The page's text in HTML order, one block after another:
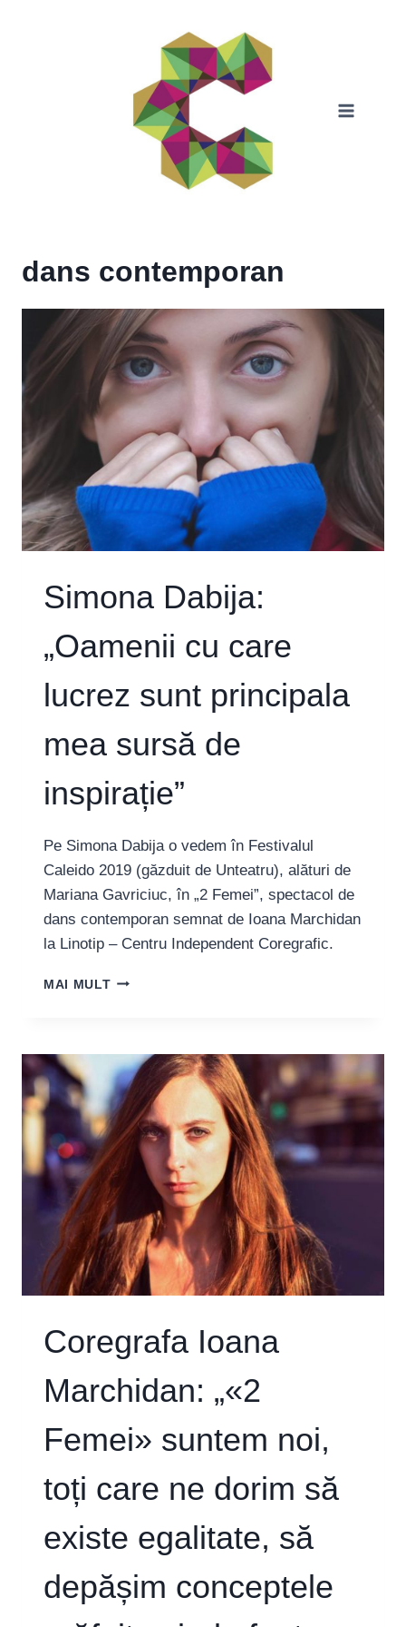
dans contemporan
Simona Dabija:
„Oamenii cu care
lucrez sunt principala
mea sursă de
inspirație”
Pe Simona Dabija o vedem în Festivalul
Caleido 2019 (găzduit de Unteatru), alături de
Mariana Gavriciuc, în „2 Femei”, spectacol de
dans contemporan semnat de Ioana Marchidan
la Linotip – Centru Independent Coregrafic.
MAI MULTSIMONA
CARE
LUCREZ
SUNT
PRINCIPALA
MEA
SURSĂ
DE
INSPIRAȚIE”
Coregrafa Ioana
Marchidan: „«2
Femei» suntem noi,
toți care ne dorim să
existe egalitate, să
depășim conceptele